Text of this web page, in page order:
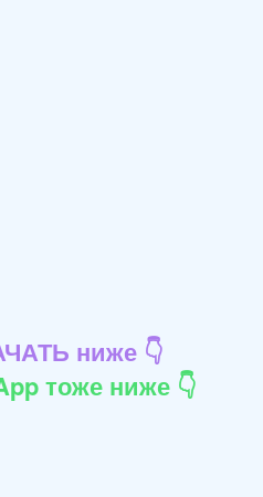
ниже 👇
тоже ниже 👇